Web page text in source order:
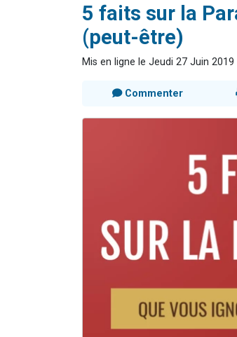
5 faits sur la
(peut-être)
Mis en ligne le Jeudi 27 Juin 2019
Commenter